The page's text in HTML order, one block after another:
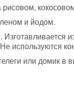
и йодом.
используются
или домик в